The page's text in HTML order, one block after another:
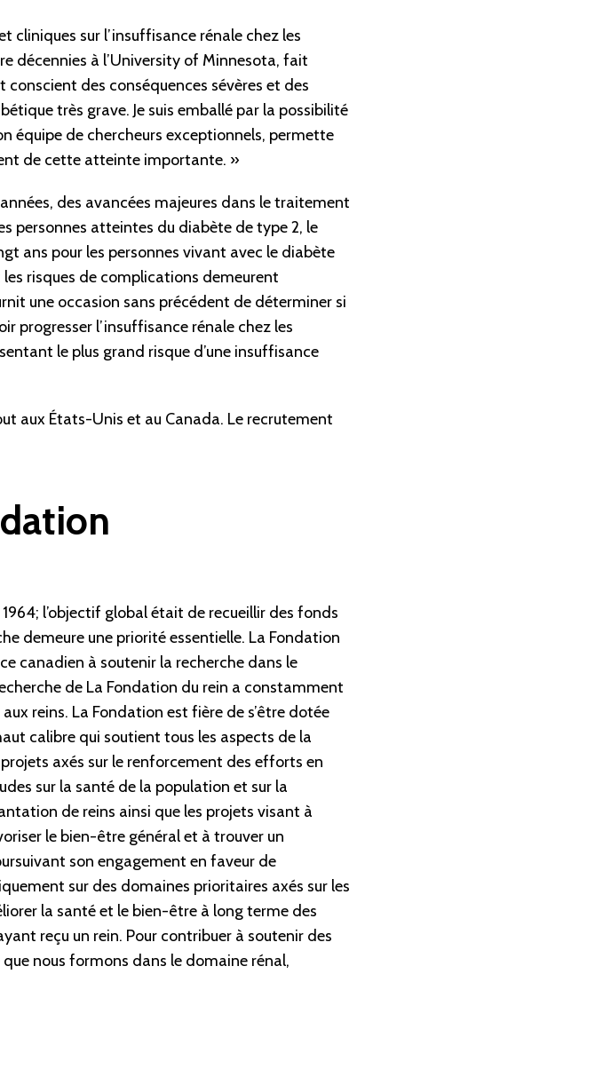
cliniques sur l’insuffisance rénale chez les
décennies à l’University of Minnesota, fait
des conséquences sévères et des
très grave. Je suis emballé par la possibilité
équipe de chercheurs exceptionnels, permette
de cette atteinte importante. »
des avancées majeures dans le traitement
personnes atteintes du diabète de type 2, le
ans pour les personnes vivant avec le diabète
risques de complications demeurent
une occasion sans précédent de déterminer si
progresser l’insuffisance rénale chez les
le plus grand risque d’une insuffisance
aux États-Unis et au Canada. Le recrutement
l’objectif global était de recueillir des fonds
demeure une priorité essentielle. La Fondation
canadien à soutenir la recherche dans le
de La Fondation du rein a constamment
reins. La Fondation est fière de s’être dotée
calibre qui soutient tous les aspects de la
axés sur le renforcement des efforts en
sur la santé de la population et sur la
de reins ainsi que les projets visant à
le bien-être général et à trouver un
son engagement en faveur de
sur des domaines prioritaires axés sur les
la santé et le bien-être à long terme des
reçu un rein. Pour contribuer à soutenir des
nous formons dans le domaine rénal,